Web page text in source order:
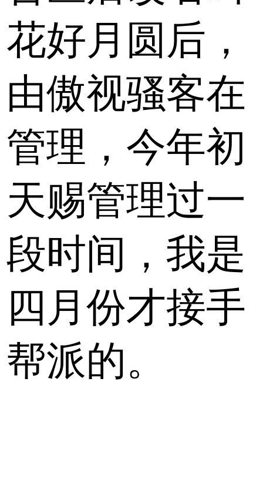
花好月圆后，
由傲视骚客在
管理，今年初
天赐管理过一
段时间，我是
四月份才接手
帮派的。